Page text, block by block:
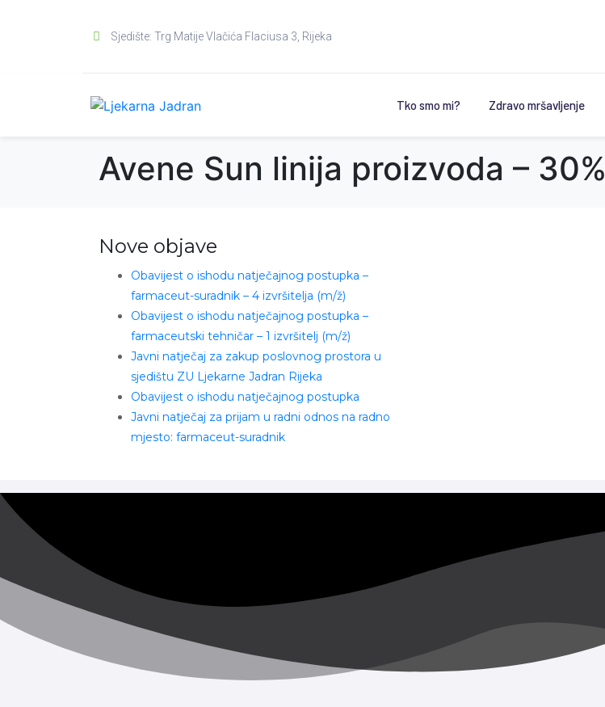
Sjedište: Trg Matije Vlačića Flaciusa 3, Rijeka
Tko smo mi? Zdravo mršavljenje
Avene Sun linija proizvoda – 30%
Nove objave
Obavijest o ishodu natječajnog postupka –
farmaceut-suradnik – 4 izvršitelja (m/ž)
Obavijest o ishodu natječajnog postupka –
farmaceutski tehničar – 1 izvršitelj (m/ž)
Javni natječaj za zakup poslovnog prostora u
sjedištu ZU Ljekarne Jadran Rijeka
Obavijest o ishodu natječajnog postupka
Javni natječaj za prijam u radni odnos na radno
mjesto: farmaceut-suradnik